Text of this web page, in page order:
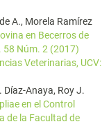
A., Morela Ramírez
en Becerros de
58 Núm. 2 (2017)
Veterinarias, UCV:
Díaz-Anaya, Roy J.
en el Control
de la Facultad de